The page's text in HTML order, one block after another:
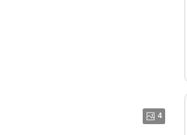
4